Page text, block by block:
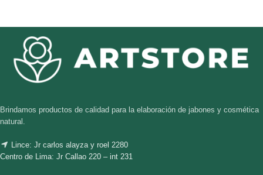
Brindamos productos de calidad para la elaboración de jabones y cosmética
natural.
Lince: Jr carlos alayza y roel 2280
Centro de Lima: Jr Callao 220 – int 231